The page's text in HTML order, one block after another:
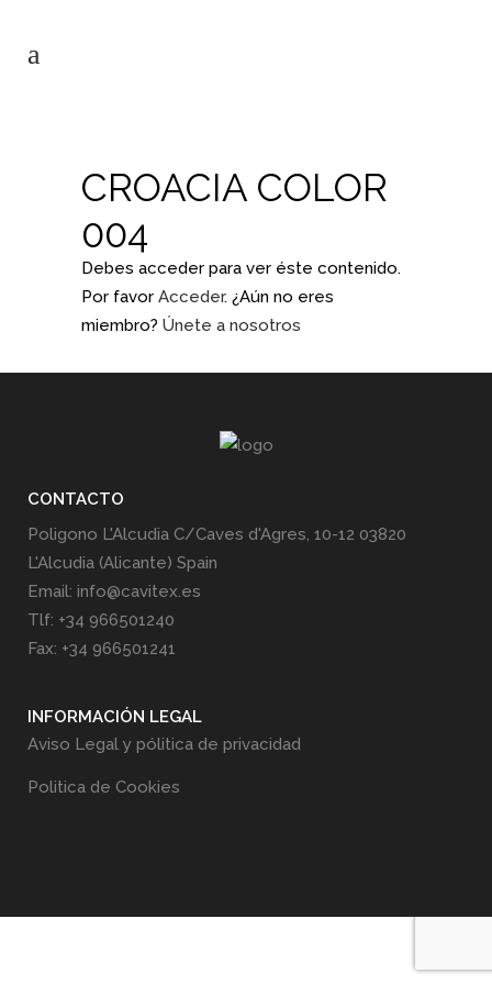
CROACIA COLOR
004
Debes acceder para ver éste contenido.
Por favor Acceder. ¿Aún no eres
miembro? Únete a nosotros
CONTACTO
Poligono L'Alcudia C/Caves d'Agres, 10-12 03820
L'Alcudia (Alicante) Spain
Email: info@cavitex.es
Tlf: +34 966501240
Fax: +34 966501241
INFORMACIÓN LEGAL
Aviso Legal y pólitica de privacidad
Politica de Cookies